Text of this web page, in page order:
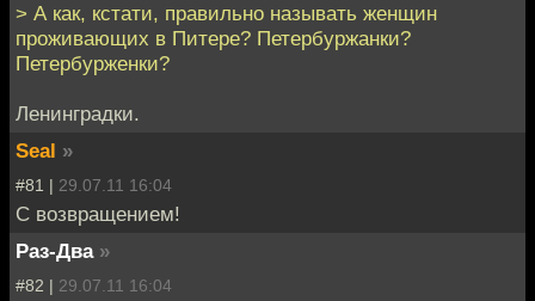
> А как, кстати, правильно называть женщин
проживающих в Питере? Петербуржанки?
Петербурженки?
Ленинградки.
Seal »
#81 | 29.07.11 16:04
С возвращением!
Раз-Два »
#82 | 29.07.11 16:04